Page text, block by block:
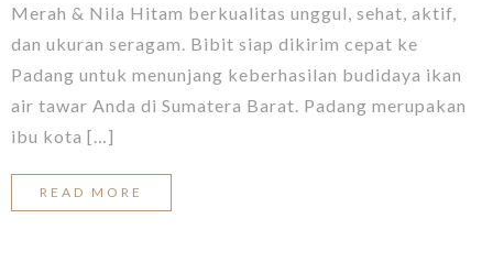
Merah & Nila Hitam berkualitas unggul, sehat, aktif,
dan ukuran seragam. Bibit siap dikirim cepat ke
Padang untuk menunjang keberhasilan budidaya ikan
air tawar Anda di Sumatera Barat. Padang merupakan
ibu kota […]
READ MORE